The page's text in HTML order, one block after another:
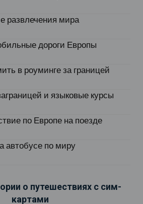
развлечения мира
дороги Европы
в роуминге за границей
и языковые курсы
по Европе на поезде
автобусе по миру
о путешествиях с сим-
картами